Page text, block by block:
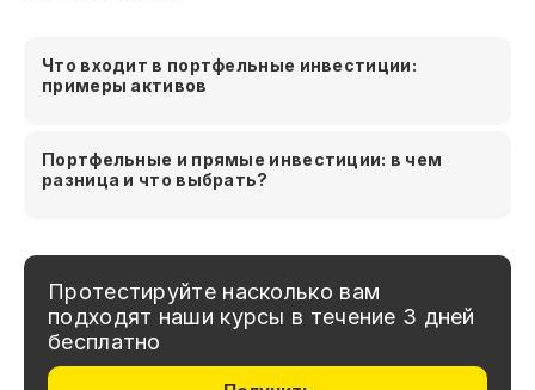
Что входит в портфельные инвестиции:
примеры активов
Портфельные и прямые инвестиции: в чем
разница и что выбрать?
Протестируйте насколько вам
подходят наши курсы в течение 3 дней
бесплатно